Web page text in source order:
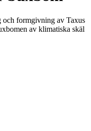
formgivning av Taxus
av klimatiska skäl